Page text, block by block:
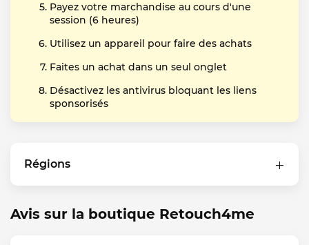
Payez votre marchandise au cours d'une
session (6 heures)
Utilisez un appareil pour faire des achats
Faites un achat dans un seul onglet
Désactivez les antivirus bloquant les liens
sponsorisés
Régions
Avis sur la boutique Retouch4me